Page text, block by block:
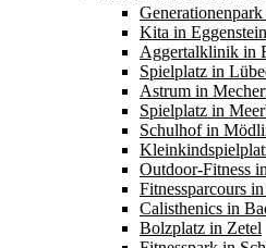
Kita in Eggenstein
Aggertalklinik in
Spielplatz in
Astrum in
Spielplatz in
Schulhof in
Outdoor-Fitness
Fitnessparcours
Calisthenics in
Bolzplatz in Zetel